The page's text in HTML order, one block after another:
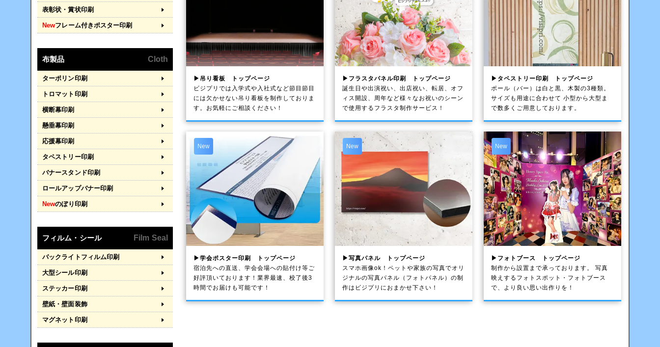
▶吊り看板 トップページ
ビジプリでは入学式や入社式など節目節目
には欠かせない吊り看板を制作しておりま
す。お気軽にご相談ください！
▶フラスタパネル印刷 トップページ
誕生日や出演祝い、出店祝い、転居、オフ
ィス開設、周年など様々なお祝いのシーン
で使用するフラスタ制作サービス！
▶タペストリー印刷 トップページ
ポール（バー）は白と黒、木製の3種類。
サイズも用途に合わせて 小型から大型ま
で数多くご用意しております。
New
▶学会ポスター印刷 トップページ
宿泊先への直送、学会会場への貼付け等ご
好評頂いております！業界最速、校了後3
時間でお届けも可能です！
New
▶写真パネル トップページ
スマホ画像ok！ペットや家族の写真でオリ
ジナルの写真パネル（フォトパネル）の制
作はビジプリにおまかせ下さい！
New
▶フォトブース トップページ
制作から設置まで承っております。 写真
映えするフォトスポット・フォトブース
で、より良い思い出作りを！
表彰状・賞状印刷
Newフレーム付きポスター印刷
布製品 Cloth
ターポリン印刷
トロマット印刷
横断幕印刷
懸垂幕印刷
応援幕印刷
タペストリー印刷
バナースタンド印刷
ロールアップバナー印刷
Newのぼり印刷
フィルム・シール Film Seal
バックライトフィルム印刷
大型シール印刷
ステッカー印刷
壁紙・壁面装飾
マグネット印刷